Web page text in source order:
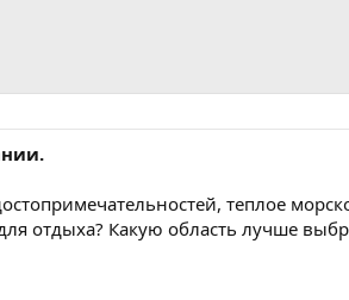
теплое
отдыха? Какую область лучше